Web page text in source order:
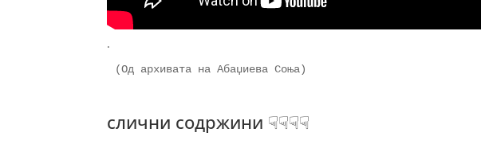
.
(Од архивата на Абаџиева Соња)
слични содржини ☟☟☟☟